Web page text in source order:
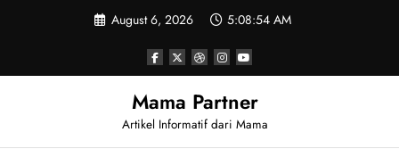
August 6, 2026 5:08:55 AM
Mama Partner
Artikel Informatif dari Mama